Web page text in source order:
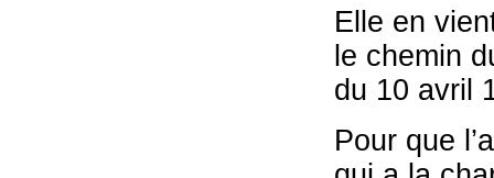
Elle en
le chemin
du 10 avril
Pour que